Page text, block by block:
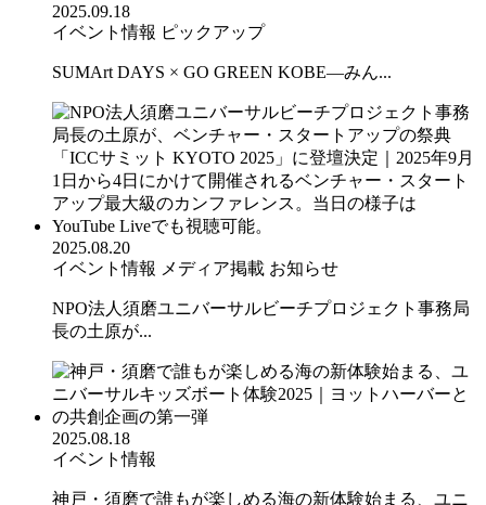
2025.09.18
イベント情報 ピックアップ
SUMArt DAYS × GO GREEN KOBE—みん...
2025.08.20
イベント情報 メディア掲載 お知らせ
NPO法人須磨ユニバーサルビーチプロジェクト事務局
長の土原が...
2025.08.18
イベント情報
神戸・須磨で誰もが楽しめる海の新体験始まる、ユニ